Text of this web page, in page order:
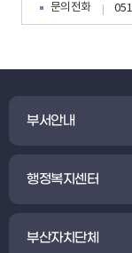
문의전화
부서안내
행정복지센터
부산자치단체